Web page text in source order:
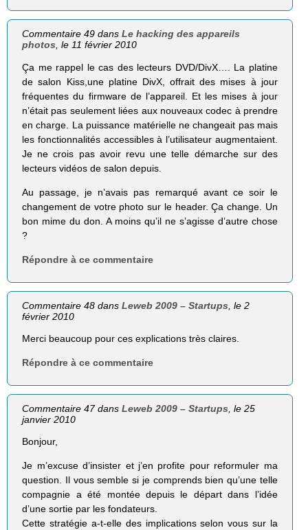
Commentaire 49 dansLe hacking des appareils
photos, le 11 février 2010
Ça me rappel le cas des lecteurs DVD/DivX…. La platine
de salon Kiss,une platine DivX, offrait des mises à jour
fréquentes du firmware de l’appareil. Et les mises à jour
n’était pas seulement liées aux nouveaux codec à prendre
en charge. La puissance matérielle ne changeait pas mais
les fonctionnalités accessibles à l’utilisateur augmentaient.
Je ne crois pas avoir revu une telle démarche sur des
lecteurs vidéos de salon depuis.
Au passage, je n’avais pas remarqué avant ce soir le
changement de votre photo sur le header. Ça change. Un
bon mime du don. A moins qu’il ne s’agisse d’autre chose
?
Répondre à ce commentaire
Commentaire 48 dansLeweb 2009 – Startups , le 2
février 2010
Merci beaucoup pour ces explications très claires.
Répondre à ce commentaire
Commentaire 47 dansLeweb 2009 – Startups , le 25
janvier 2010
Bonjour,
Je m’excuse d’insister et j’en profite pour reformuler ma
question. Il vous semble si je comprends bien qu’une telle
compagnie a été montée depuis le départ dans l’idée
d’une sortie par les fondateurs.
Cette stratégie a-t-elle des implications selon vous sur la